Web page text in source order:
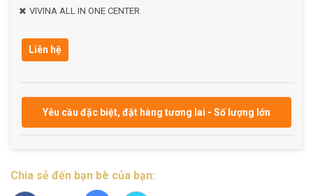
VIVINA ALL IN ONE CENTER
Liên hệ
Yêu cầu đặc biệt, đặt hàng tương lai - Số lượng lớn
Chia sẻ đến bạn bè của bạn: